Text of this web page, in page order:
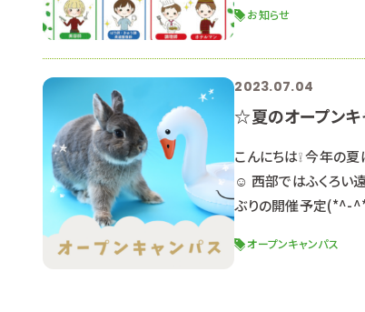
意ください。 内容
お知らせ
2023.07.04
☆夏のオープン
こんにちは❕ 今年の
☺ 西部ではふくろい
ぶりの開催予定(*^-
メニューによって時間
オープンキャンパス